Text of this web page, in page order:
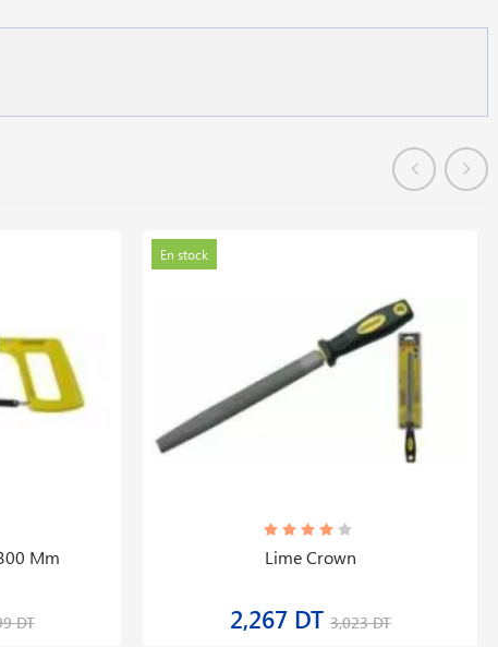
Mm
DT
En stock
Lime Crown
2,267 DT3,023 DT